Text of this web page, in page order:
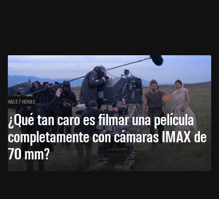
HACE 7 HORAS
¿Qué tan caro es filmar una película
completamente con cámaras IMAX de
70 mm?